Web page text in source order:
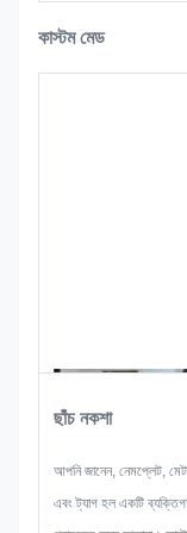
কাস্টম মেড
ছাঁচ নকশা
আপনি জানেন, নেমপ্লেট,
এবং ট্যাগ হল একটি